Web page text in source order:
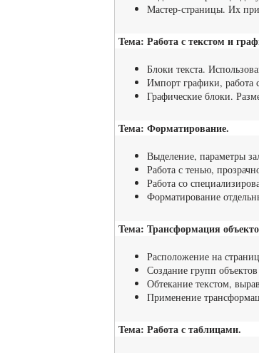
Мастер-страницы. Их
Тема: Работа с текстом и
Блоки текста.
Импорт графики, работа
Графические блоки.
Тема: Форматирование.
Выделение, параметры
Работа с тенью,
Работа со
Форматирование
Тема: Трансформация
Расположение на
Создание групп
Обтекание текстом,
Применение
Тема: Работа с таблицами.